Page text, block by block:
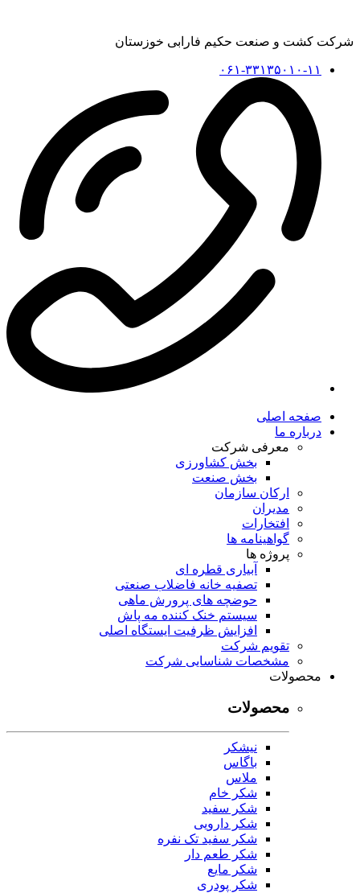
شرکت کشت و صنعت حکیم فارابی خوزستان
۰۶۱-۳۳۱۳۵۰۱۰-۱۱
صفحه اصلی
درباره ما
معرفی شرکت
بخش کشاورزی
بخش صنعت
ارکان سازمان
مدیران
افتخارات
گواهینامه ها
پروژه ها
آبیاری قطره ای
تصفیه خانه فاضلاب صنعتی
حوضچه های پرورش ماهی
سیستم خنک کننده مه پاش
افزایش ظرفیت ایستگاه اصلی
تقویم شرکت
مشخصات شناسایی شرکت
محصولات
محصولات
نیشکر
باگاس
ملاس
شکر خام
شکر سفید
شکر دارویی
شکر سفید تک نفره
شکر طعم دار
شکر مایع
شکر پودری